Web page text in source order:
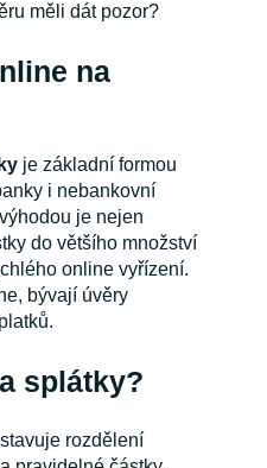
měli dát pozor?
na
je základní formou
i nebankovní
je nejen
do většího množství
online vyřízení.
bývají úvěry
splátky?
rozdělení